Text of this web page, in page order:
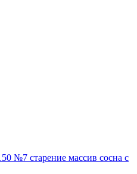
№7 старение массив сосна с